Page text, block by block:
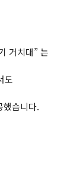
거치대” 는
도
했습니다.